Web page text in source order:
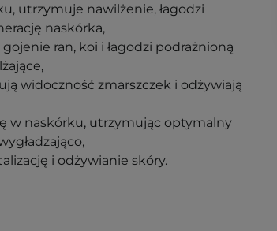
utrzymuje nawilżenie, łagodzi
naskórka,
ran, koi i łagodzi podrażnioną
widoczność zmarszczek i odżywiają
w naskórku, utrzymując optymalny
i odżywianie skóry.